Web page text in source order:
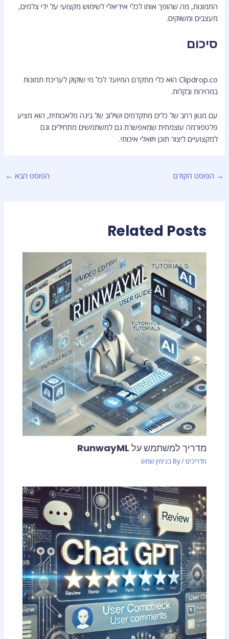
התמונות, מה שהופך אותו לכלי אידיאלי לשימוש מקצועי על ידי צלמים,
מעצבים ומשווקים.
סיכום
Clipdrop.co הוא כלי מתקדם המיועד לכל מי שזקוק לעריכת תמונות
במהירות ובקלות.
עם מגוון רחב של כלים מתקדמים ושילוב של בינה מלאכותית, הוא מציע
פלטפורמה עוצמתית שמאפשרת גם למשתמשים מתחילים וגם
למקצועיים ליצור תוכן ויזואלי איכותי.
→ הפוסט הקודם הפוסט הבא ←
Related Posts
מדריך למשתמש על RunwayML
מדריכים / By בנימין שמש